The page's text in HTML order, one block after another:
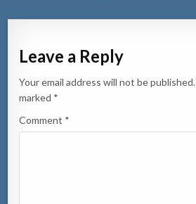
Leave a Reply
Your email address will not be published.
marked *
Comment *